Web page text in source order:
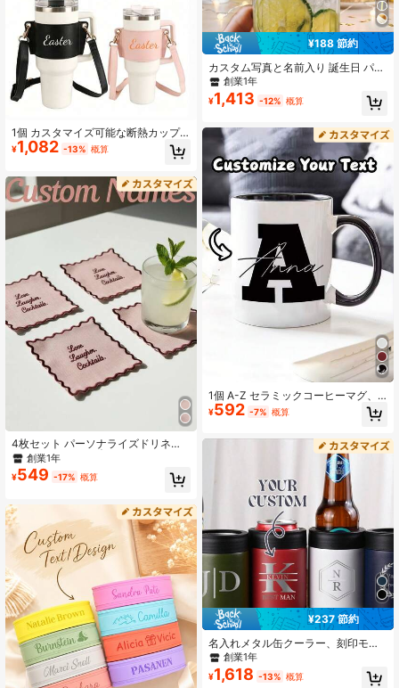
1個 カスタマイズ可能な断熱カップ
スリーブ、PUレザー 調節可能な肩掛
けストラップ付きポータブル トラベ
¥1,082 -13% 概算
4枚セット パーソナライズドリネン
カクテルナプキン | ハンドメイド フ
ァブリックコースター、カスタマイ
ズドナプキン、ウェディングナプキ
カスタムリネンナプキン、刺繍ナプ
キン、ウェディングテーブルデコレ
ーション、パーソナライズドウェデ
ィング、カスタムテーブルデコレー
ション、ウェディングギフトアイデ
ア、カクテルナプキン、モノグラム
ナプキン、リネンナプキン
創業1年
¥549 -17% 概算
¥188 節約
カスタム写真と名前入り 誕生日 パー
ソナライズ顔型ドリンクステアラ
ー、パーソナライズカクテルステア
ラー、写真プリント可能、30歳の誕
す、再利用可能
創業1年
¥1,413 -12% 概算
1個 A-Z セラミックコーヒーマグ、
名前とテキストでパーソナライズ、1
1オンス イニシャルレターカップ、
ス、新年、バレンタインデー、母の
日、ホリデー、ホームデコレーショ
ン、パーソナライズドギフト、クリ
スマスギフト、ルームデコレーショ
ン、キッチンデコレーション、メン
ズギフト、レディースギフト、母の
日ギフト、父の日ギフト、ホリデー
カレンダー
¥592 -7% 概算
¥237 節約
名入れメタル缶クーラー、刻印モノ
グラムビールホルダー、カスタムグ
ルームズマンギフト、バチェラーパ
ーティー&ウェディングの記念品、ベ
創業1年
¥1,618 -13% 概算